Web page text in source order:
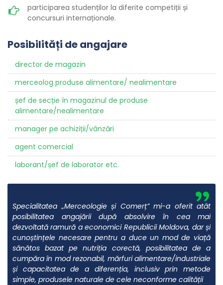
participarea studenților la diferite competiții și
concursuri internaționale.
Posibilități de angajare
director de magazin
merceolog produse alimentare/ nealimentare
șef de secție în magazinul de produse
alimentare/nealimentare
manager pe achiziții/vânzări
agent comercial
laborant/șef de laborator etc.
”
Specialitatea „Merceologie și Comerț” mi-a oferit atât
posibilitatea angajării după absolvire în cea mai
dezvoltată ramură a economici Republicii Moldova, dar și
cunoștințele necesare pentru a duce un mod de viață
sănătos bazat pe nutriția corectă, posibilitatea de a
cumpăra în mod rezonabil, mărfuri alimentare/industriale
și capacitatea de a diferenția, inclusiv prin metode
simple, produsele naturale de cele neconforme calității